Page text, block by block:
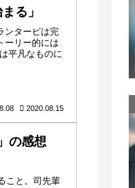
る」
ンタービは完
ーリー的には
平凡なものに
2020.08.15
の感想
こと。司先輩